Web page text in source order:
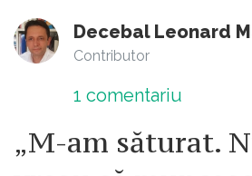
Contributor
1 comentariu
„M-am săturat.